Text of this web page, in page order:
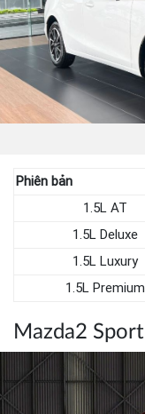
Phiên bản
1.5L AT
1.5L Deluxe
1.5L Luxury
1.5L Premium
Mazda2 Sport